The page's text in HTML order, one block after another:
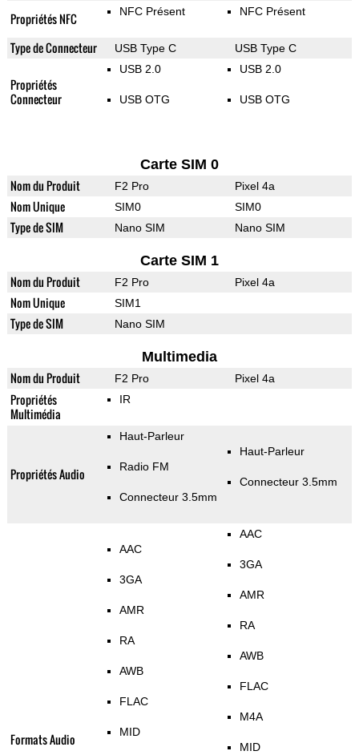
Propriétés NFC NFC Présent NFC Présent
Type de Connecteur USB Type C USB Type C
Propriétés
Connecteur
USB 2.0
USB OTG
USB 2.0
USB OTG
Carte SIM 0
Nom du Produit F2 Pro Pixel 4a
Nom Unique SIM0 SIM0
Type de SIM Nano SIM Nano SIM
Carte SIM 1
Nom du Produit F2 Pro Pixel 4a
Nom Unique SIM1
Type de SIM Nano SIM
Multimedia
Nom du Produit F2 Pro Pixel 4a
Propriétés
Multimédia
IR
Propriétés Audio
Haut-Parleur
Radio FM
Connecteur 3.5mm
Haut-Parleur
Connecteur 3.5mm
Formats Audio
AAC
3GA
AMR
RA
AWB
FLAC
MID
AAC
3GA
AMR
RA
AWB
FLAC
M4A
MID